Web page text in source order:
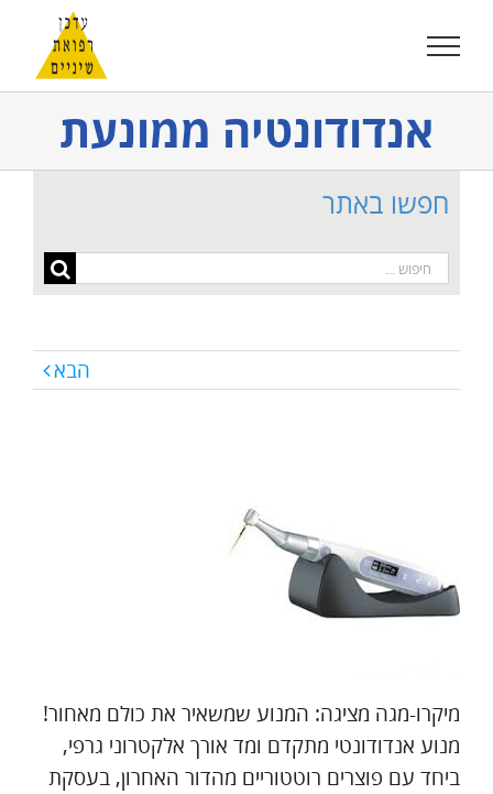
לתוכן
אנדודונטיה ממונעת
הבא
מיקרו-מגה מציגה: המנוע שמשאיר את כולם מאחור!
מנוע אנדודונטי מתקדם ומד אורך אלקטרוני גרפי,
ביחד עם פוצרים רוטטוריים מהדור האחרון, בעסקת
חפשו באתר
חיפוש...